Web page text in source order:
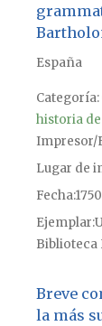
España
Categoría:
historia
Impresor/
Lugar de
Fecha1750
Ejemplar
Biblioteca
Breve
la más